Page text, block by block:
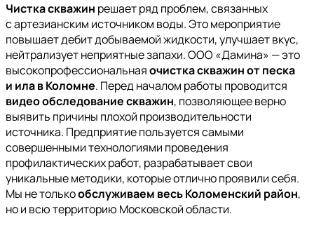
Чистка скважин решает ряд проблем, связанных
с артезианским источником воды. Это мероприятие
повышает дебит добываемой жидкости, улучшает вкус,
нейтрализует неприятные запахи. ООО «Дамина» — это
высокопрофессиональнаяочистка скважин от песка
и ила в Коломне. Перед началом работы проводится
видео обследование скважин, позволяющее верно
выявить причины плохой производительности
источника. Предприятие пользуется самыми
совершенными технологиями проведения
профилактических работ, разрабатывает свои
уникальные методики, которые отлично проявили себя.
Мы не толькообслуживаем весь Коломенский район,
но и всю территорию Московской области.